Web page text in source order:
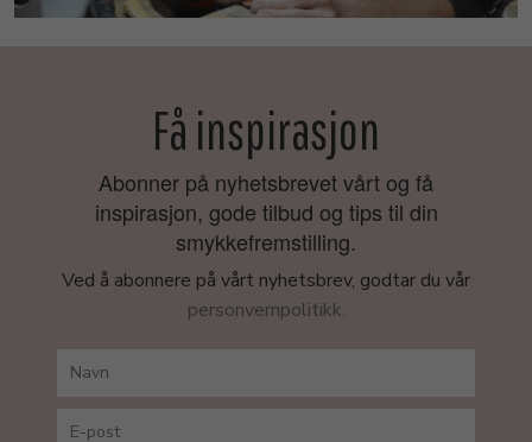
Få inspirasjon
Abonner på nyhetsbrevet vårt og få
inspirasjon, gode tilbud og tips til din
smykkefremstilling.
Ved å abonnere på vårt nyhetsbrev, godtar du vår
personvernpolitikk.